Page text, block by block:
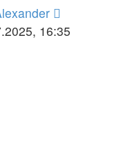
16:35